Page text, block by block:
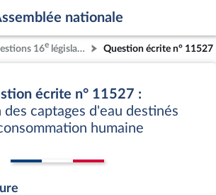
nationale
16e législature Question écrite n° 11527
écrite n° 11527 :
des captages d'eau destinés
humaine